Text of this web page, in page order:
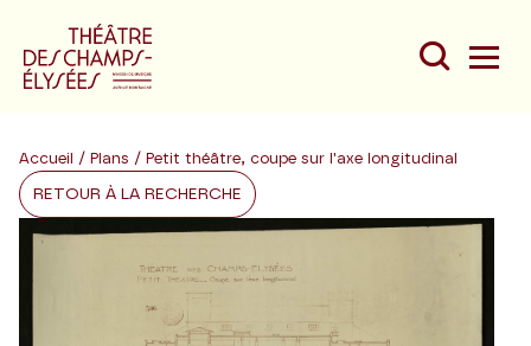
Du
Accueil / Plans / Petit théâtre, coupe sur l'axe longitudinal
RETOUR À LA RECHERCHE